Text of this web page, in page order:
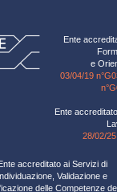
Ente
e
03/04/19
Ente
28/02/
accreditato ai Servizi di
Validazione e
delle Competenze